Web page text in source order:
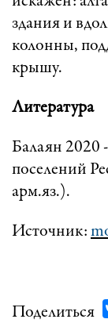
здания и
колонны,
крышу.
Литература
Балаян 2020
поселений
арм.яз.).
Источник:
Поделиться